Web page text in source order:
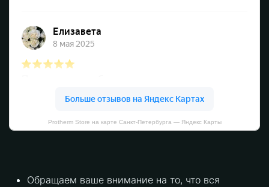
Protherm Store на карте Санкт‑Петербурга — Яндекс Карты
Обращаем ваше внимание на то, что вся